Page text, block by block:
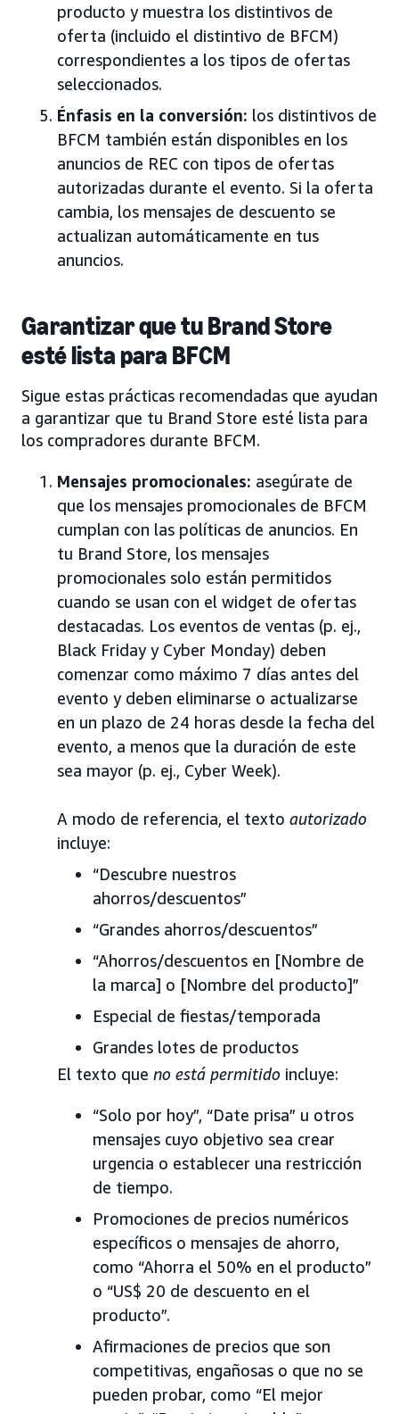
producto y muestra los distintivos de
oferta (incluido el distintivo de BFCM)
correspondientes a los tipos de ofertas
seleccionados.
Énfasis en la conversión: los distintivos de
BFCM también están disponibles en los
anuncios de REC con tipos de ofertas
autorizadas durante el evento. Si la oferta
cambia, los mensajes de descuento se
actualizan automáticamente en tus
anuncios.
Garantizar que tu Brand Store
esté lista para BFCM
Sigue estas prácticas recomendadas que ayudan
a garantizar que tu Brand Store esté lista para
los compradores durante BFCM.
Mensajes promocionales: asegúrate de
que los mensajes promocionales de BFCM
cumplan con las políticas de anuncios. En
tu Brand Store, los mensajes
promocionales solo están permitidos
cuando se usan con el widget de ofertas
destacadas. Los eventos de ventas (p. ej.,
Black Friday y Cyber Monday) deben
comenzar como máximo 7 días antes del
evento y deben eliminarse o actualizarse
en un plazo de 24 horas desde la fecha del
evento, a menos que la duración de este
sea mayor (p. ej., Cyber Week).
A modo de referencia, el texto autorizado
incluye:
“Descubre nuestros
ahorros/descuentos”
“Grandes ahorros/descuentos”
“Ahorros/descuentos en [Nombre de
la marca] o [Nombre del producto]”
Especial de fiestas/temporada
Grandes lotes de productos
El texto que no está permitido incluye:
“Solo por hoy”, “Date prisa” u otros
mensajes cuyo objetivo sea crear
urgencia o establecer una restricción
de tiempo.
Promociones de precios numéricos
específicos o mensajes de ahorro,
como “Ahorra el 50% en el producto”
o “US$ 20 de descuento en el
producto”.
Afirmaciones de precios que son
competitivas, engañosas o que no se
pueden probar, como “El mejor